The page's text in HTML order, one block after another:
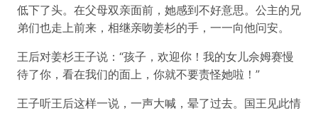
低下了头。在父母双亲面前，她感到不好意思。公主的兄
弟们也走上前来，相继亲吻姜杉的手，一一向他问安。
王后对姜杉王子说：“孩子，欢迎你！我的女儿佘姆赛慢
待了你，看在我们的面上，你就不要责怪她啦！”
王子听王后这样一说，一声大喊，晕了过去。国王见此情